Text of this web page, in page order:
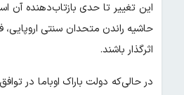
این تغییر تا حدی بازتاب‌دهنده آن
حاشیه راندن متحدان سنتی
اثرگذار باشند.
در حالی‌که دولت باراک اوباما در